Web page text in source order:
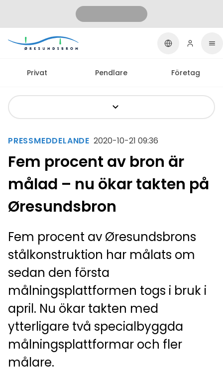
Privat Pendlare Företag
PRESSMEDDELANDE 2020-10-21 09:36
Fem procent av bron är
målad – nu ökar takten på
Øresundsbron
Fem procent av Øresundsbrons
stålkonstruktion har målats om
sedan den första
målningsplattformen togs i bruk i
april. Nu ökar takten med
ytterligare två specialbyggda
målningsplattformar och fler
målare.